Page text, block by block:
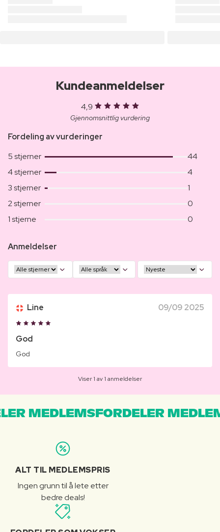
Kundeanmeldelser
4,9
Gjennomsnittlig vurdering
Fordeling av vurderinger
5 stjerner
44
4 stjerner
4
3 stjerner
1
2 stjerner
0
1 stjerne
0
Anmeldelser
Line 09/09 2025
God
God
Viser 1 av 1 anmeldelser
MEDLEMSFORDELER
ALT TIL MEDLEMSPRIS
Ingen grunn til å lete etter
bedre deals!